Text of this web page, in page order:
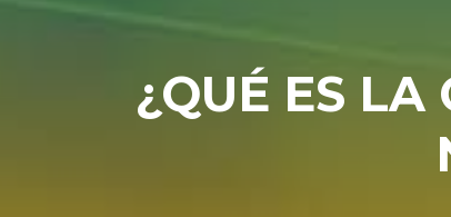
¿QUÉ ES LA